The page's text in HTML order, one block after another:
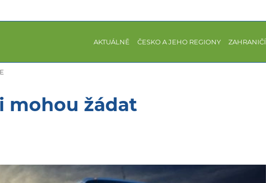
AKTUÁLNĚ ČESKO A JEHO REGIONY ZAHRANIČÍ
mohou žádat